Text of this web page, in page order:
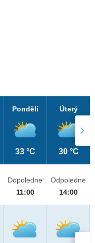
Pondělí
33 °C
Úterý
30 °C
Dopoledne
11:00
Odpoledne
14:00